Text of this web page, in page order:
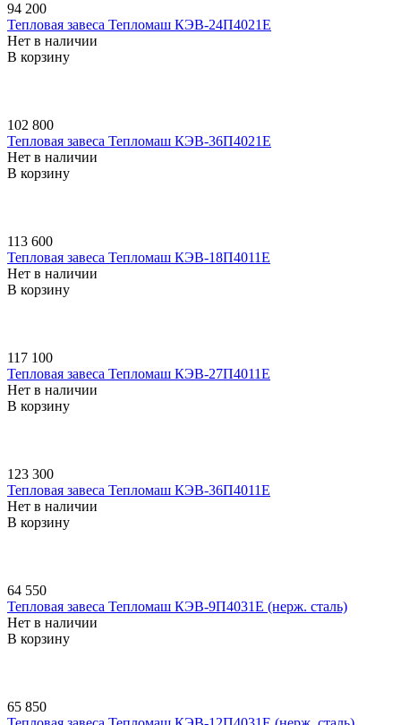
94 200
Тепловая завеса Тепломаш КЭВ-24П4021E
Нет в наличии
В корзину
102 800
Тепловая завеса Тепломаш КЭВ-36П4021E
Нет в наличии
В корзину
113 600
Тепловая завеса Тепломаш КЭВ-18П4011E
Нет в наличии
В корзину
117 100
Тепловая завеса Тепломаш КЭВ-27П4011E
Нет в наличии
В корзину
123 300
Тепловая завеса Тепломаш КЭВ-36П4011E
Нет в наличии
В корзину
64 550
Тепловая завеса Тепломаш КЭВ-9П4031E (нерж. сталь)
Нет в наличии
В корзину
65 850